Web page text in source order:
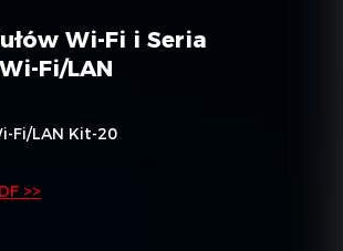
Wi-Fi i Seria
Fi/LAN
Fi/LAN Kit-20
>>